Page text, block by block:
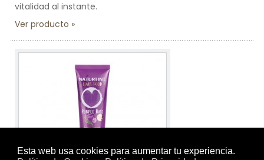
vitalidad al instante.
Ver producto